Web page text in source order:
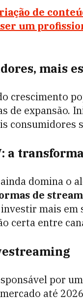
de
um
mais
crescimento
de expansão.
a
domina o
de
mais em
certa entre
por
até